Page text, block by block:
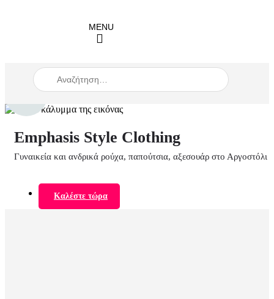
When autocomplete results are available use up and down
Emphasis Style Clothing
Γυναικεία και ανδρικά ρούχα, παπούτσια, αξεσουάρ στο Αργοστόλι
Καλέστε τώρα